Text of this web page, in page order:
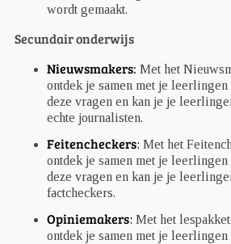
wordt gemaakt.
Secundair onderwijs
Nieuwsmakers: Met het
ontdek je samen met je leerlingen
deze vragen en kan je je
echte journalisten.
Feitencheckers: Met het
ontdek je samen met je leerlingen
deze vragen en kan je je
factcheckers.
Opiniemakers: Met het
ontdek je samen met je leerlingen